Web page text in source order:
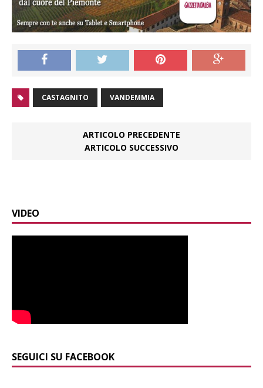
CASTAGNITO VANDEMMIA
ARTICOLO PRECEDENTE
ARTICOLO SUCCESSIVO
VIDEO
SEGUICI SU FACEBOOK